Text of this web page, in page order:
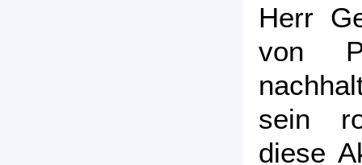
Herr
von
sein
diese